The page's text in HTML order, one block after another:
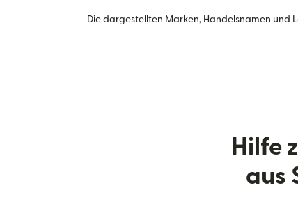
Die dargestellten Marken, Handelsnamen und
Hilfe
aus